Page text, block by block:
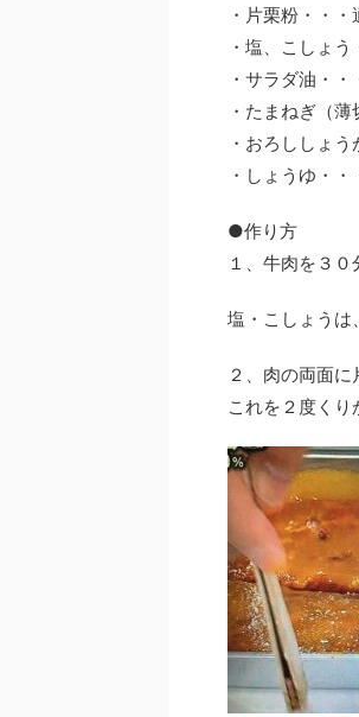
・片栗粉・・・
・塩、こしょ
・サラダ油・・
・たまねぎ（
・おろししょ
・しょうゆ・・
●作り方
１、牛肉を３
塩・こしょうは
２、肉の両面に
これを２度くり